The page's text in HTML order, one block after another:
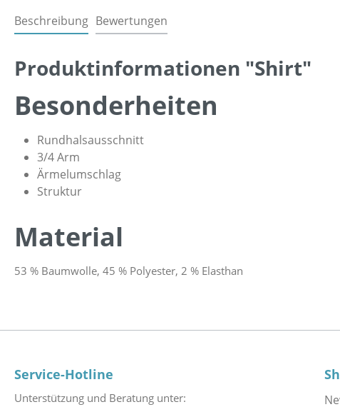
Beschreibung Bewertungen
Produktinformationen "Shirt"
Besonderheiten
Rundhalsausschnitt
3/4 Arm
Ärmelumschlag
Struktur
Material
53 % Baumwolle, 45 % Polyester, 2 % Elasthan
Service-Hotline
Unterstützung und Beratung unter: